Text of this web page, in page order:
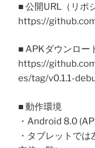
■ 公開URL（リポ
https://
■ APKダウンロー
https://
es/tag/v0.1.1-
■ 動作環境
・Android 8.0
・タブレットで